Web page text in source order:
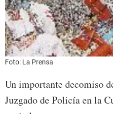
Foto: La Prensa
Un importante decomiso
Juzgado de Policía en la